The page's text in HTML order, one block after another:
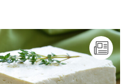
res con frijolitas en
Odpowiedz